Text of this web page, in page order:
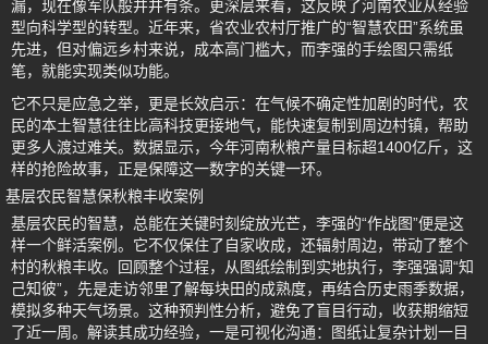
漏，现在像军队般井井有条。更深层来看，这反映了河南农业从经验
型向科学型的转型。近年来，省农业农村厅推广的“智慧农田”系统虽
先进，但对偏远乡村来说，成本高门槛大，而李强的手绘图只需纸
笔，就能实现类似功能。
它不只是应急之举，更是长效启示：在气候不确定性加剧的时代，农
民的本土智慧往往比高科技更接地气，能快速复制到周边村镇，帮助
更多人渡过难关。数据显示，今年河南秋粮产量目标超1400亿斤，这
样的抢险故事，正是保障这一数字的关键一环。
基层农民智慧保秋粮丰收案例
基层农民的智慧，总能在关键时刻绽放光芒，李强的“作战图”便是这
样一个鲜活案例。它不仅保住了自家收成，还辐射周边，带动了整个
村的秋粮丰收。回顾整个过程，从图纸绘制到实地执行，李强强调“知
己知彼”，先是走访邻里了解每块田的成熟度，再结合历史雨季数据，
模拟多种天气场景。这种预判性分析，避免了盲目行动，收获期缩短
了近一周。解读其成功经验，一是可视化沟通：图纸让复杂计划一目